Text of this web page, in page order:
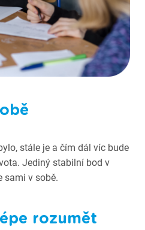
stále je a čím dál víc bude
Jediný stabilní bod v
sami v sobě.
rozumět